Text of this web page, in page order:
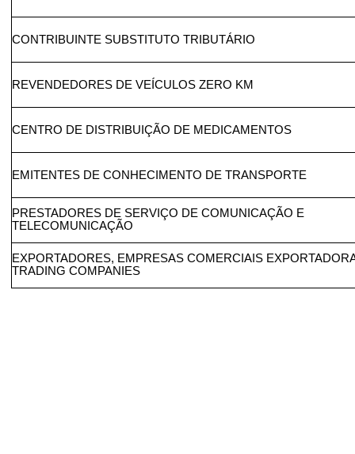
CONTRIBUINTE SUBSTITUTO TRIBUTÁRIO
REVENDEDORES DE VEÍCULOS ZERO KM
CENTRO DE DISTRIBUIÇÃO DE MEDICAMENTOS
EMITENTES DE CONHECIMENTO DE TRANSPORTE
PRESTADORES DE SERVIÇO DE COMUNICAÇÃO E
TELECOMUNICAÇÃO
EXPORTADORES, EMPRESAS COMERCIAIS
TRADING COMPANIES